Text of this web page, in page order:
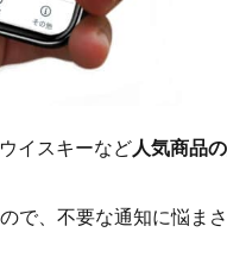
イスキーなど人気商品
ので、不要な通知に悩ま